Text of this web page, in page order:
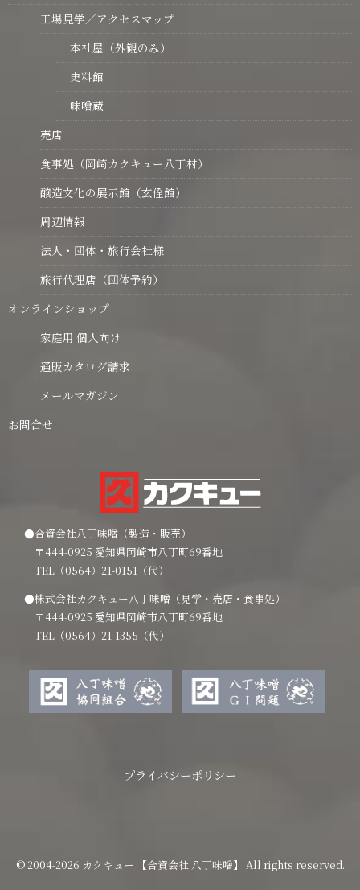
工場見学／アクセスマップ
本社屋（外観のみ）
史料館
味噌蔵
売店
食事処（岡崎カクキュー八丁村）
醸造文化の展示館（玄佺館）
周辺情報
法人・団体・旅行会社様
旅行代理店（団体予約）
オンラインショップ
家庭用 個人向け
通販カタログ請求
メールマガジン
お問合せ
●合資会社八丁味噌（製造・販売）
〒444-0925 愛知県岡崎市八丁町69番地
TEL（0564）21-0151（代）
●株式会社カクキュー八丁味噌（見学・売店・食事処）
〒444-0925 愛知県岡崎市八丁町69番地
TEL（0564）21-1355（代）
プライバシーポリシー
© 2004-2026 カクキュー 【合資会社 八丁味噌】 All rights reserved.